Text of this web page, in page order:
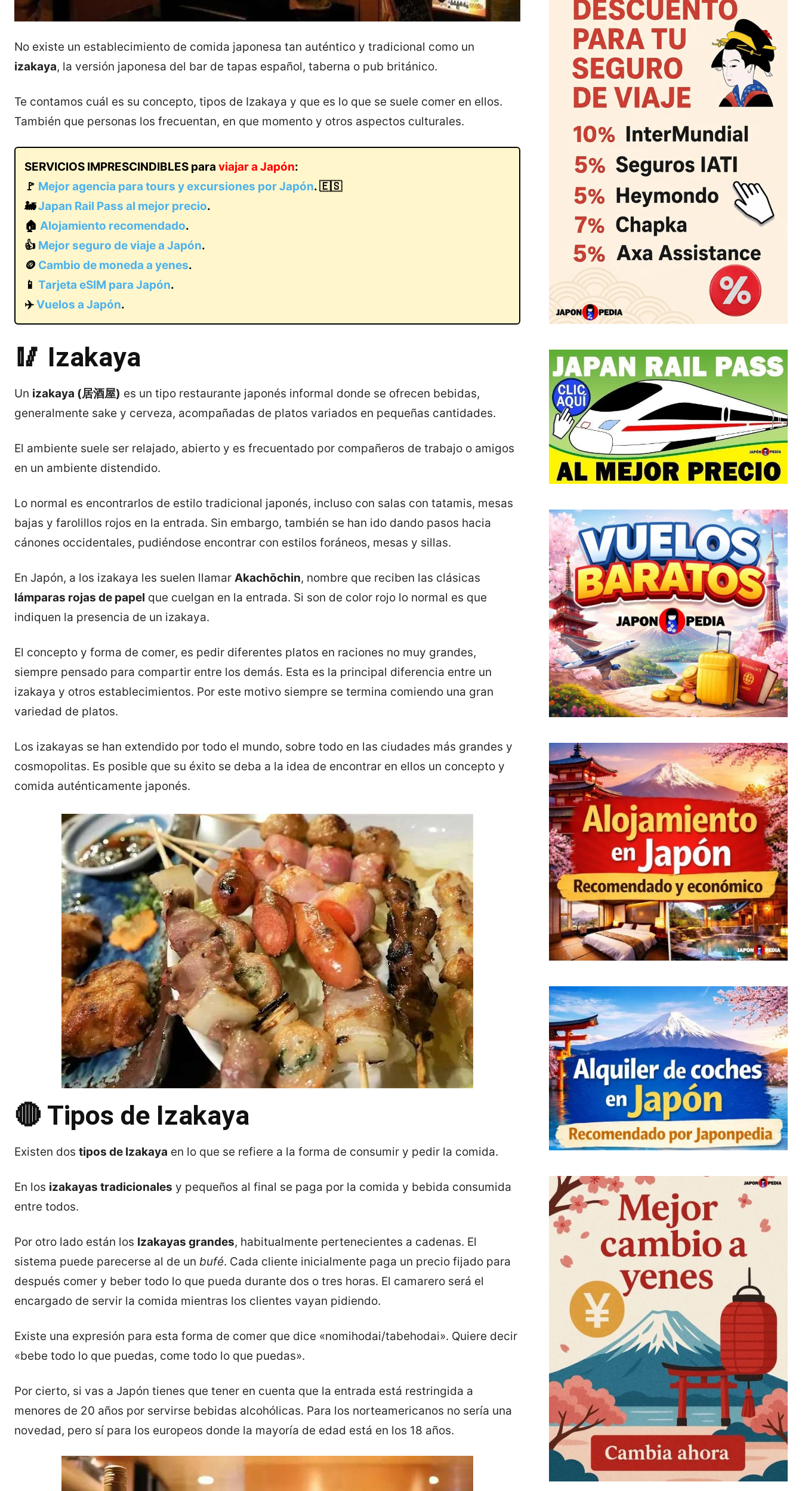
No existe un establecimiento de comida japonesa tan auténtico y tradicional como un
izakaya, la versión japonesa del bar de tapas español, taberna o pub británico.
Te contamos cuál es su concepto, tipos de Izakaya y que es lo que se suele comer en ellos.
También que personas los frecuentan, en que momento y otros aspectos culturales.
SERVICIOS IMPRESCINDIBLES para viajar a Japón:
🚩 Mejor agencia para tours y excursiones por Japón. 🇪🇸
🚂Japan Rail Pass al mejor precio.
🏠 Alojamiento recomendado.
👍 Mejor seguro de viaje a Japón.
🪙 Cambio de moneda a yenes.
📱 Tarjeta eSIM para Japón.
✈️Vuelos a Japón.
🥢 Izakaya
Un izakaya (居酒屋) es un tipo restaurante japonés informal donde se ofrecen bebidas,
generalmente sake y cerveza, acompañadas de platos variados en pequeñas cantidades.
El ambiente suele ser relajado, abierto y es frecuentado por compañeros de trabajo o amigos
en un ambiente distendido.
Lo normal es encontrarlos de estilo tradicional japonés, incluso con salas con tatamis, mesas
bajas y farolillos rojos en la entrada. Sin embargo, también se han ido dando pasos hacia
cánones occidentales, pudiéndose encontrar con estilos foráneos, mesas y sillas.
En Japón, a los izakaya les suelen llamar Akachōchin, nombre que reciben las clásicas
lámparas rojas de papel que cuelgan en la entrada. Si son de color rojo lo normal es que
indiquen la presencia de un izakaya.
El concepto y forma de comer, es pedir diferentes platos en raciones no muy grandes,
siempre pensado para compartir entre los demás. Esta es la principal diferencia entre un
izakaya y otros establecimientos. Por este motivo siempre se termina comiendo una gran
variedad de platos.
Los izakayas se han extendido por todo el mundo, sobre todo en las ciudades más grandes y
cosmopolitas. Es posible que su éxito se deba a la idea de encontrar en ellos un concepto y
comida auténticamente japonés.
🔴 Tipos de Izakaya
Existen dos tipos de Izakaya en lo que se refiere a la forma de consumir y pedir la comida.
En los izakayas tradicionales y pequeños al final se paga por la comida y bebida consumida
entre todos.
Por otro lado están los Izakayas grandes, habitualmente pertenecientes a cadenas. El
sistema puede parecerse al de un bufé. Cada cliente inicialmente paga un precio fijado para
después comer y beber todo lo que pueda durante dos o tres horas. El camarero será el
encargado de servir la comida mientras los clientes vayan pidiendo.
Existe una expresión para esta forma de comer que dice «nomihodai/tabehodai». Quiere decir
«bebe todo lo que puedas, come todo lo que puedas».
Por cierto, si vas a Japón tienes que tener en cuenta que la entrada está restringida a
menores de 20 años por servirse bebidas alcohólicas. Para los norteamericanos no sería una
novedad, pero sí para los europeos donde la mayoría de edad está en los 18 años.